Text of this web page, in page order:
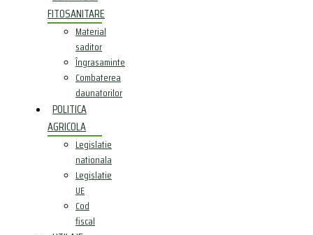
FITOSANITARE
Material
saditor
Îngrasaminte
Combaterea
daunatorilor
POLITICA
AGRICOLA
Legislatie
nationala
Legislatie
UE
Cod
fiscal